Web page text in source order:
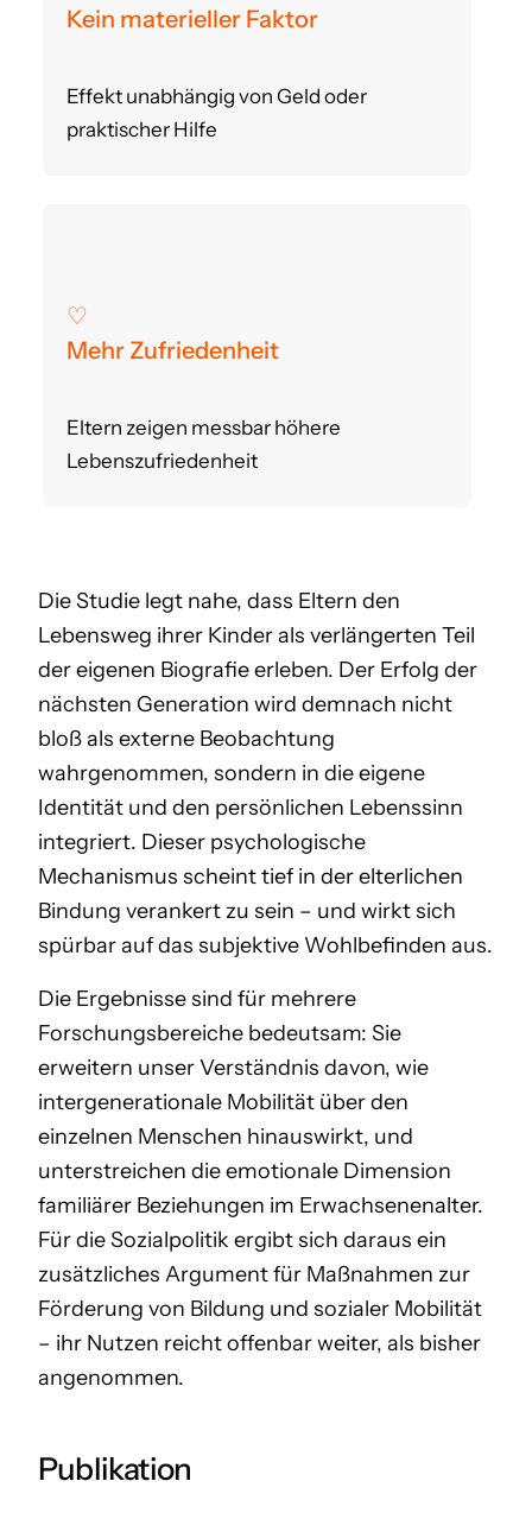
Kein materieller Faktor
Effekt unabhängig von Geld oder
praktischer Hilfe
♡
Mehr Zufriedenheit
Eltern zeigen messbar höhere
Lebenszufriedenheit
Die Studie legt nahe, dass Eltern den
Lebensweg ihrer Kinder als verlängerten Teil
der eigenen Biografie erleben. Der Erfolg der
nächsten Generation wird demnach nicht
bloß als externe Beobachtung
wahrgenommen, sondern in die eigene
Identität und den persönlichen Lebenssinn
integriert. Dieser psychologische
Mechanismus scheint tief in der elterlichen
Bindung verankert zu sein – und wirkt sich
spürbar auf das subjektive Wohlbefinden aus.
Die Ergebnisse sind für mehrere
Forschungsbereiche bedeutsam: Sie
erweitern unser Verständnis davon, wie
intergenerationale Mobilität über den
einzelnen Menschen hinauswirkt, und
unterstreichen die emotionale Dimension
familiärer Beziehungen im Erwachsenenalter.
Für die Sozialpolitik ergibt sich daraus ein
zusätzliches Argument für Maßnahmen zur
Förderung von Bildung und sozialer Mobilität
– ihr Nutzen reicht offenbar weiter, als bisher
angenommen.
Publikation